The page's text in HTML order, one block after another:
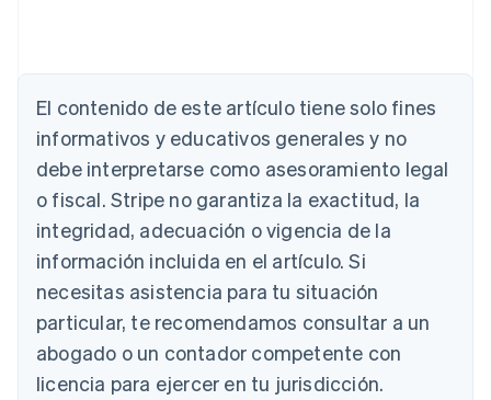
El contenido de este artículo tiene solo fines
informativos y educativos generales y no
debe interpretarse como asesoramiento legal
o fiscal. Stripe no garantiza la exactitud, la
integridad, adecuación o vigencia de la
información incluida en el artículo. Si
necesitas asistencia para tu situación
particular, te recomendamos consultar a un
abogado o un contador competente con
licencia para ejercer en tu jurisdicción.
DeutschEnglish
Australia
English
Austria
DeutschEnglish
Nederlands FrançaisDeutsch English
Brasil
Português English
Bulgaria
English
Canadá
China continental
简体中文English